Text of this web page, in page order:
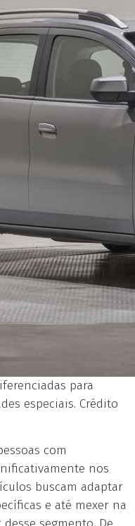
para
especiais. Crédito
com
nos
buscam adaptar
e até mexer na